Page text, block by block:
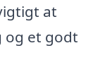
at
og et godt